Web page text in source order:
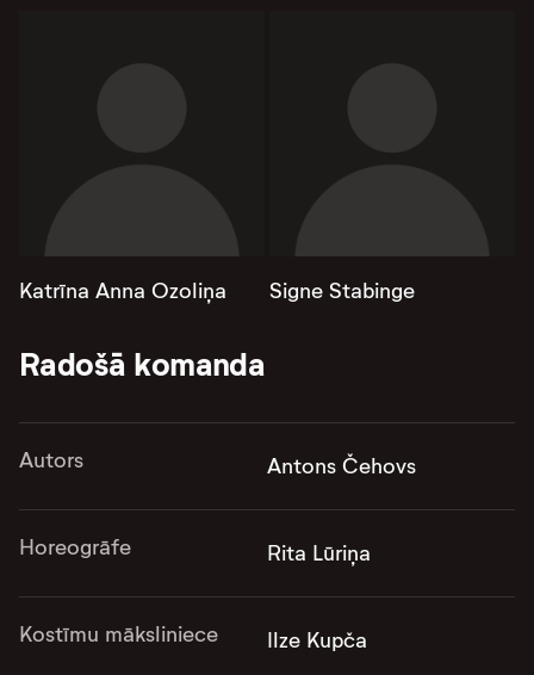
Katrīna Anna Ozoliņa Signe Stabinge
Radošā komanda
Autors Antons Čehovs
Horeogrāfe Rita Lūriņa
Kostīmu māksliniece Ilze Kupča